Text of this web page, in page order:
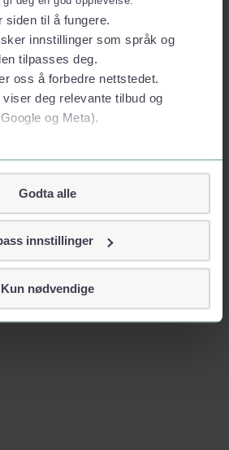
siden til å fungere.
innstillinger som språk og
tilpasses deg.
oss å forbedre nettstedet.
viser deg relevante tilbud og
og Meta).
for personvern
på alvor
navn eller telefonnummer.
Godta alle
innstillinger
Kun nødvendige